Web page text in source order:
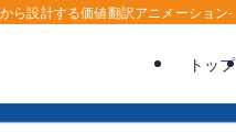
ら設計する価値翻訳アニメーション-
トップ